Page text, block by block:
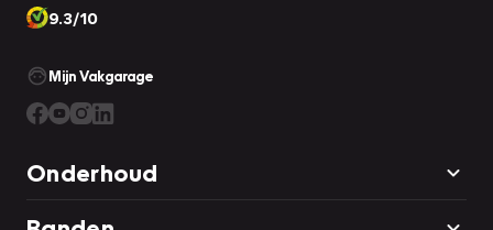
9.3/10
Mijn Vakgarage
Onderhoud